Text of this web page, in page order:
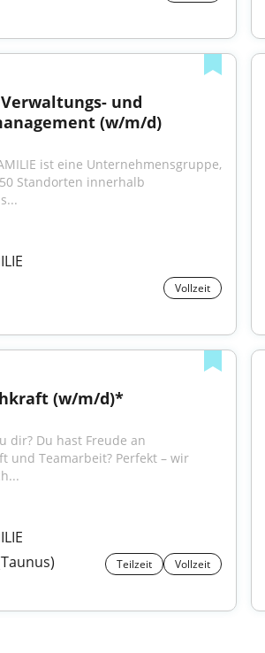
und
(w/m/d)
ist eine Unternehmensgruppe,
Standorten innerhalb
Vollzeit
(w/m/d)*
dir? Du hast Freude an
und Teamarbeit? Perfekt – wir
Teilzeit Vollzeit